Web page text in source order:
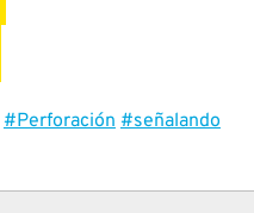
#Perforación #señalando